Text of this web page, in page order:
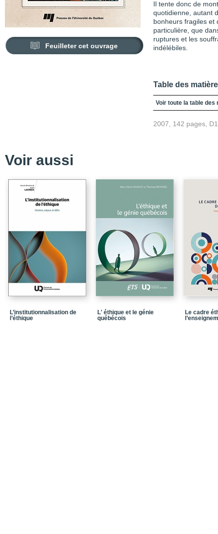
Feuilleter cet ouvrage
Il tente donc de
quotidienne, autant
bonheurs fragiles et
particulière, que
ruptures et les
indélébiles.
Table des
L'oeuvre de soi
Voir toute la table des
2007, 142 pages,
Voir aussi
L’institutionnalisation de
l’éthique
L' éthique et le génie
québécois
Le cadre